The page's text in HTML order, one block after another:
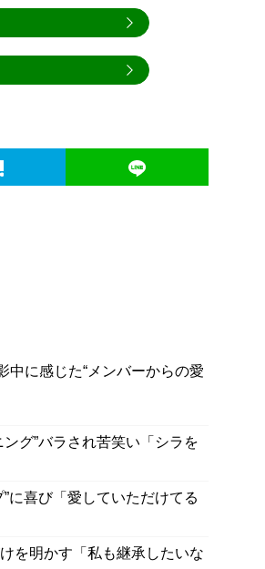
中に感じた“メンバーからの愛
グ”バラされ苦笑い「シラを
に喜び「愛していただけてる
を明かす「私も継承したいな